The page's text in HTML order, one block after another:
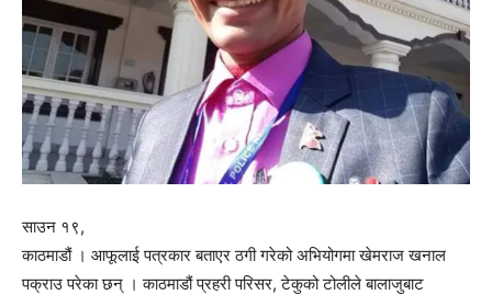
साउन १९,
काठमाडौं । आफूलाई पत्रकार बताएर ठगी गरेको अभियोगमा खेमराज खनाल
पक्राउ परेका छन् । काठमाडौं प्रहरी परिसर, टेकुको टोलीले बालाजुबाट